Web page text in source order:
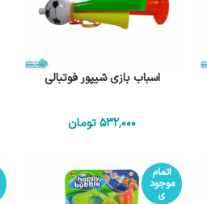
اسباب بازی شیپور فوتبالی
532٬000 تومان
اتمام
موجود
ی